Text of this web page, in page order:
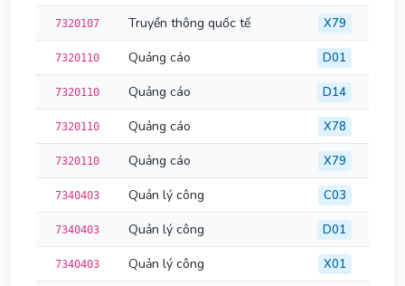
7320107 Truyền thông quốc tế X79
7320110 Quảng cáo D01
7320110 Quảng cáo D14
7320110 Quảng cáo X78
7320110 Quảng cáo X79
7340403 Quản lý công C03
7340403 Quản lý công D01
7340403 Quản lý công X01